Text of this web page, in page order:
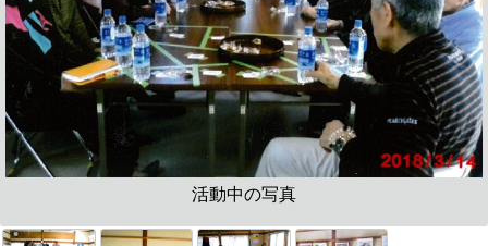
活動中の写真